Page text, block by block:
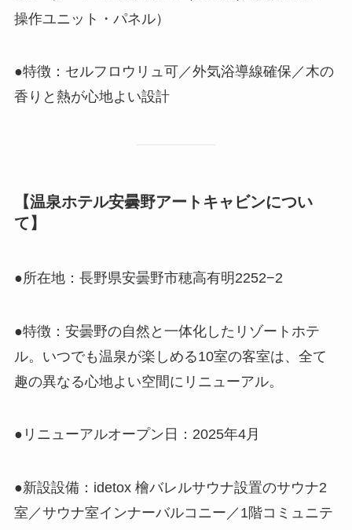
操作ユニット・パネル）
●特徴：セルフロウリュ可／外気浴導線確保／木の
香りと熱が心地よい設計
【温泉ホテル安曇野アートキャビンについ
て】
●所在地：長野県安曇野市穂高有明2252−2
●特徴：安曇野の自然と一体化したリゾートホテ
ル。いつでも温泉が楽しめる10室の客室は、全て
趣の異なる心地よい空間にリニューアル。
●リニューアルオープン日：2025年4月
●新設設備：idetox 檜バレルサウナ設置のサウナ2
室／サウナ室インナーバルコニー／1階コミュニテ